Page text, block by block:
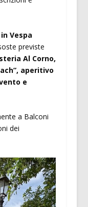
Vespa
previste
Al Corno,
aperitivo
e
a Balconi
dei